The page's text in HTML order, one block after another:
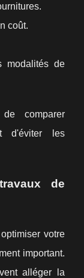
coût.
modalités de
comparer
d'éviter les
de
votre
important.
alléger la